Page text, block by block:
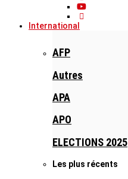
International
AFP
Autres
APA
APO
ELECTIONS 2025
Les plus récents